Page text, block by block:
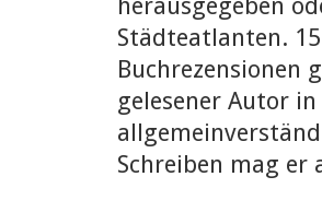
herausgegeben
Städteatlanten.
Buchrezensionen
gelesener Autor
Schreiben mag er